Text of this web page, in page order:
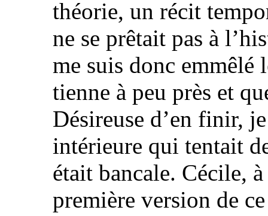
théorie, un récit
ne se prêtait pas à
me suis donc emmêlé
tienne à peu près et
Désireuse d’en finir,
intérieure qui tentait
était bancale. Cécile,
première version de